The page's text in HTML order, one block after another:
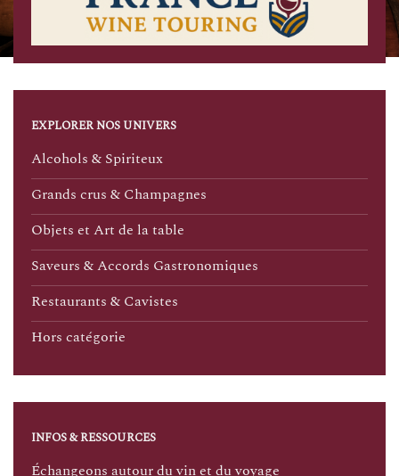
EXPLORER NOS UNIVERS
Alcohols & Spiriteux
Grands crus & Champagnes
Objets et Art de la table
Saveurs & Accords Gastronomiques
Restaurants & Cavistes
Hors catégorie
INFOS & RESSOURCES
Échangeons autour du vin et du voyage